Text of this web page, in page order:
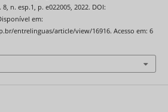
n. esp.1, p. e022005, 2022. DOI:
em:
entrelinguas/article/view/16916. Acesso em: 6